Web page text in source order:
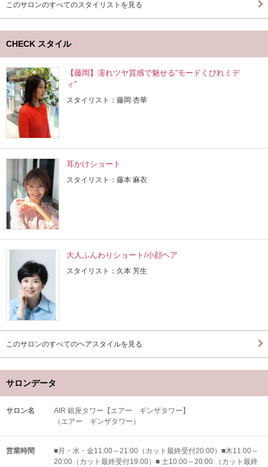
このサロンのすべてのスタイリストを見る
CHECK スタイル
【藤岡】濡れツヤ質感で魅せる“モードくびれミデ
ィ”
スタイリスト：藤岡 杏華
耳かけショート
スタイリスト：藤本 麻衣
大人ふんわりショート/小顔ヘア
スタイリスト：久本 芳生
このサロンのすべてのヘアスタイルを見る
サロンデータ
サロン名
AIR 銀座タワー【エアー ギンザタワー】
（エアー ギンザタワー）
営業時間
■月・水・金11:00～21:00（カット最終受付20:00）■木11:00～
20:00（カット最終受付19:00）■ 土10:00～20:00 （カット最終